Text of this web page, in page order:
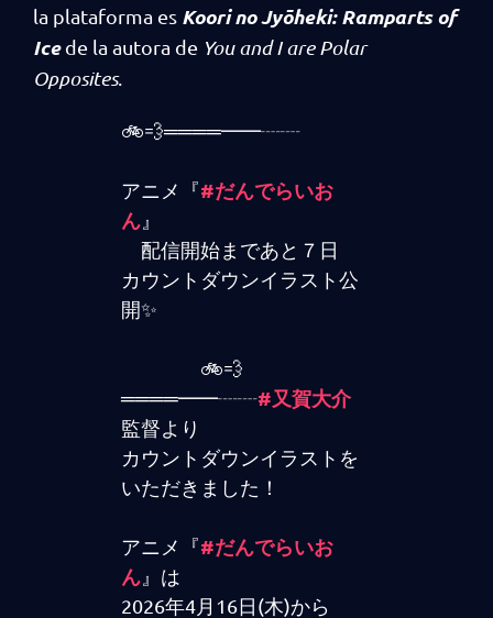
la plataforma es Koori no Jyōheki: Ramparts of
Icede la autora de You and I are Polar
Opposites.
🚲💨════━━┈┈
アニメ『#だんでらいお
ん 』
配信開始まであと７日
カウントダウンイラスト公
開✨
🚲💨
════━━┈┈#又賀大介
監督より
カウントダウンイラストを
いただきました！
アニメ『#だんでらいお
ん 』は
2026年4月16日(木)から